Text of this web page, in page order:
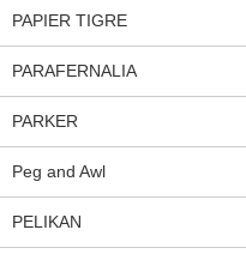
PAPIER TIGRE
PARAFERNALIA
PARKER
Peg and Awl
PELIKAN